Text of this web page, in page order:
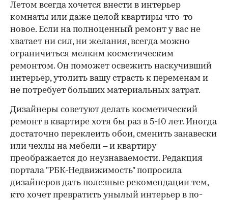
Летом всегда хочется внести в интерьер
комнаты или даже целой квартиры что-то
новое. Если на полноценный ремонт у вас не
хватает ни сил, ни желания, всегда можно
ограничиться мелким косметическим
ремонтом. Он поможет освежить наскучивший
интерьер, утолить вашу страсть к переменам и
не потребует больших материальных затрат.
Дизайнеры советуют делать косметический
ремонт в квартире хотя бы раз в 5-10 лет. Иногда
достаточно переклеить обои, сменить занавески
или чехлы на мебели – и квартиру
преображается до неузнаваемости. Редакция
портала "РБК-Недвижимость" попросила
дизайнеров дать полезные рекомендации тем,
кто хочет превратить унылый интерьер в по-